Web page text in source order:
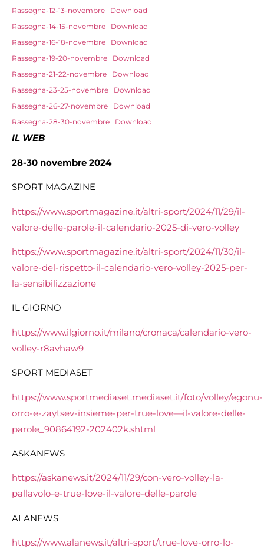
Rassegna-12-13-novembre
Download
Rassegna-14-15-novembre
Download
Rassegna-16-18-novembre
Download
Rassegna-19-20-novembre
Download
Rassegna-21-22-novembre
Download
Rassegna-23-25-novembre
Download
Rassegna-26-27-novembre
Download
Rassegna-28-30-novembre
Download
IL WEB
28-30 novembre 2024
SPORT MAGAZINE
https://www.sportmagazine.it/altri-sport/2024/11/29/il-
valore-delle-parole-il-calendario-2025-di-vero-volley
https://www.sportmagazine.it/altri-sport/2024/11/30/il-
valore-del-rispetto-il-calendario-vero-volley-2025-per-
la-sensibilizzazione
IL GIORNO
https://www.ilgiorno.it/milano/cronaca/calendario-vero-
volley-r8avhaw9
SPORT MEDIASET
https://www.sportmediaset.mediaset.it/foto/volley/egonu-
orro-e-zaytsev-insieme-per-true-love—il-valore-delle-
parole_90864192-202402k.shtml
ASKANEWS
https://askanews.it/2024/11/29/con-vero-volley-la-
pallavolo-e-true-love-il-valore-delle-parole
ALANEWS
https://www.alanews.it/altri-sport/true-love-orro-lo-